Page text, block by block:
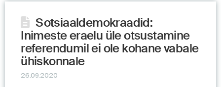
Sotsiaaldemokraadid:
Inimeste eraelu üle otsustamine
referendumil ei ole kohane vabale
ühiskonnale
26.09.2020